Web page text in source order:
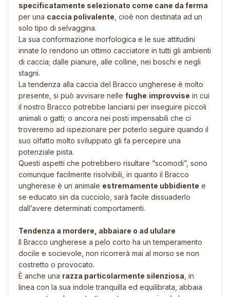
specificatamente selezionato come cane da ferma
per una caccia polivalente , cioè non destinata ad un
solo tipo di selvaggina.
La sua conformazione morfologica e le sue attitudini
innate lo rendono un ottimo cacciatore in tutti gli ambienti
di caccia; dalle pianure, alle colline, nei boschi e negli
stagni.
La tendenza alla caccia del Bracco ungherese è molto
presente, si può avvisare nelle fughe improvvise in cui
il nostro Bracco potrebbe lanciarsi per inseguire piccoli
animali o gatti; o ancora nei posti impensabili che ci
troveremo ad ispezionare per poterlo seguire quando il
suo olfatto molto sviluppato gli fa percepire una
potenziale pista.
Questi aspetti che potrebbero risultare “scomodi”, sono
comunque facilmente risolvibili, in quanto il Bracco
ungherese è un animale estremamente ubbidiente e
se educato sin da cucciolo, sarà facile dissuaderlo
dall’avere determinati comportamenti.
Tendenza a mordere, abbaiare o ad ululare
Il Bracco ungherese a pelo corto ha un temperamento
docile e socievole, non ricorrerà mai al morso se non
costretto o provocato.
È anche una razza particolarmente silenziosa , in
linea con la sua indole tranquilla ed equilibrata, abbaia